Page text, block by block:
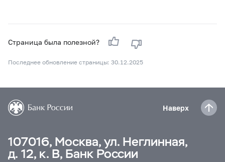
Страница была полезной?
Последнее обновление страницы: 30.12.2025
Наверх
107016, Москва, ул. Неглинная,
д. 12, к. В, Банк России